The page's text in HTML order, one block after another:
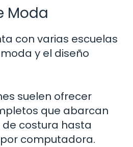
Moda
con varias escuelas
y el diseño
suelen ofrecer
que abarcan
costura hasta
computadora.